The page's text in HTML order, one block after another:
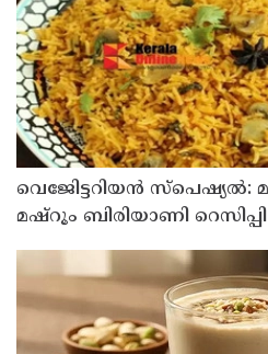
വെജിേട്ടറിയൻ
മഷ്‌റൂം ബിരിയാണി റെസിപ്പി